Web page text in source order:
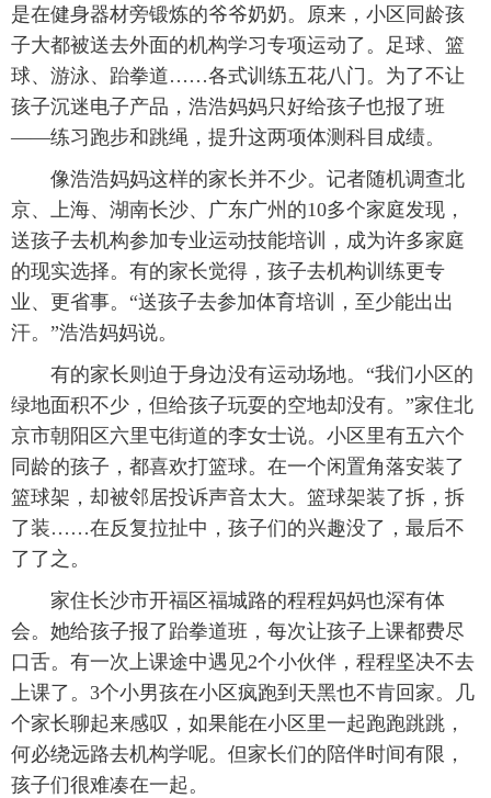
是在健身器材旁锻炼的爷爷奶奶。原来，小区同龄孩
子大都被送去外面的机构学习专项运动了。足球、篮
球、游泳、跆拳道……各式训练五花八门。为了不让
孩子沉迷电子产品，浩浩妈妈只好给孩子也报了班
——练习跑步和跳绳，提升这两项体测科目成绩。
像浩浩妈妈这样的家长并不少。记者随机调查北
京、上海、湖南长沙、广东广州的10多个家庭发现，
送孩子去机构参加专业运动技能培训，成为许多家庭
的现实选择。有的家长觉得，孩子去机构训练更专
业、更省事。“送孩子去参加体育培训，至少能出出
汗。”浩浩妈妈说。
有的家长则迫于身边没有运动场地。“我们小区的
绿地面积不少，但给孩子玩耍的空地却没有。”家住北
京市朝阳区六里屯街道的李女士说。小区里有五六个
同龄的孩子，都喜欢打篮球。在一个闲置角落安装了
篮球架，却被邻居投诉声音太大。篮球架装了拆，拆
了装……在反复拉扯中，孩子们的兴趣没了，最后不
了了之。
家住长沙市开福区福城路的程程妈妈也深有体
会。她给孩子报了跆拳道班，每次让孩子上课都费尽
口舌。有一次上课途中遇见2个小伙伴，程程坚决不去
上课了。3个小男孩在小区疯跑到天黑也不肯回家。几
个家长聊起来感叹，如果能在小区里一起跑跑跳跳，
何必绕远路去机构学呢。但家长们的陪伴时间有限，
孩子们很难凑在一起。